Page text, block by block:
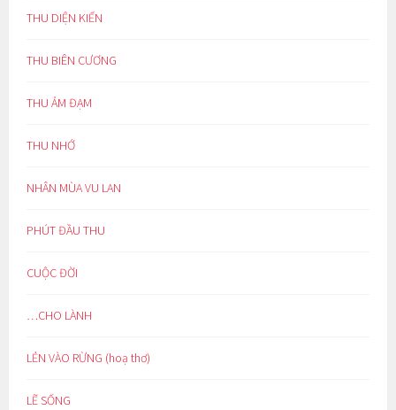
THU DIỆN KIẾN
THU BIÊN CƯƠNG
THU ẢM ĐẠM
THU NHỚ
NHÂN MÙA VU LAN
PHÚT ĐẦU THU
CUỘC ĐỜI
…CHO LÀNH
LẺN VÀO RỪNG (hoạ thơ)
LẼ SỐNG